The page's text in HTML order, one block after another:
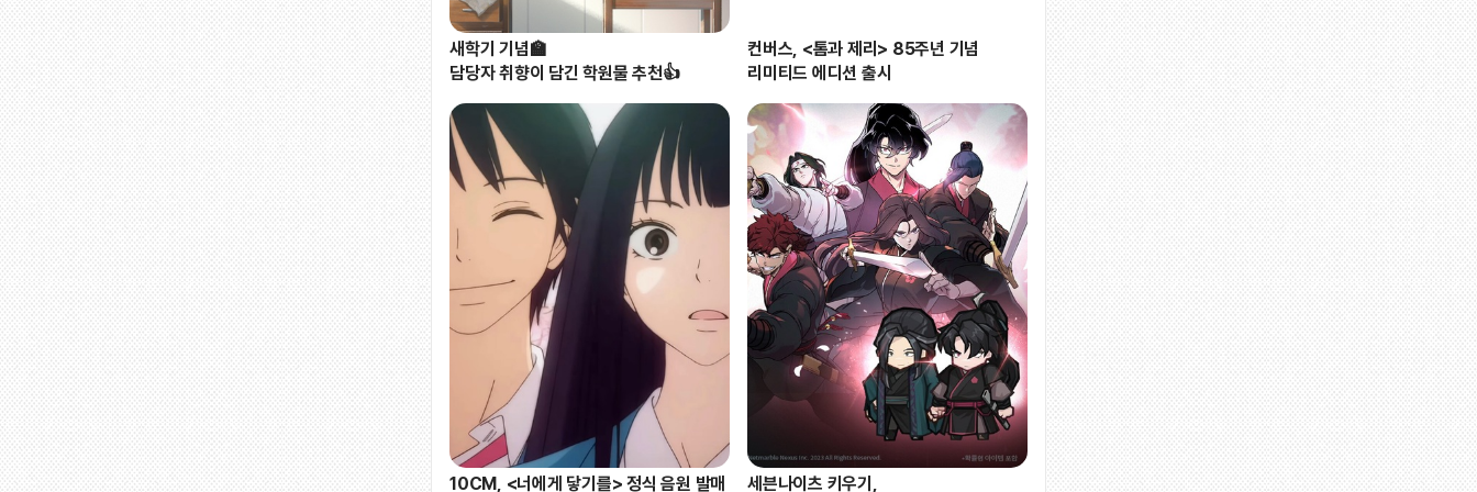
새학기 기념🏫
담당자 취향이 담긴 학원물 추천👍
컨버스, <톰과 제리> 85주년 기념
리미티드 에디션 출시
10CM, <너에게 닿기를> 정식 음원 발매 세븐나이츠 키우기,